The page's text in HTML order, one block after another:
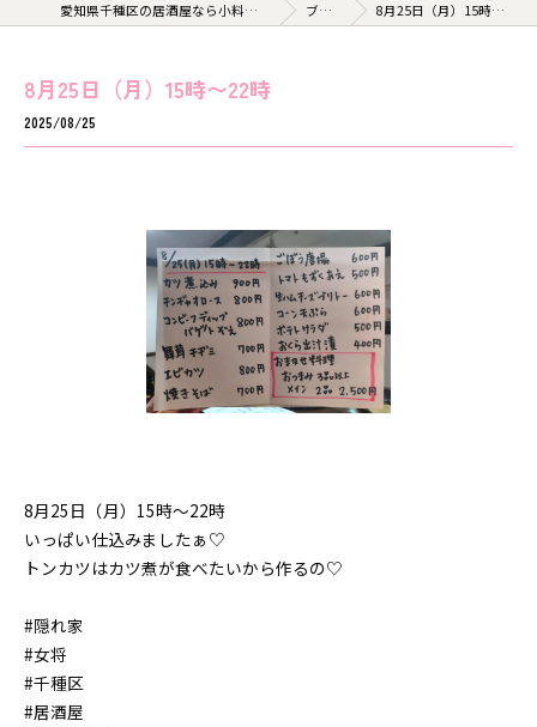
愛知県千種区の居酒屋なら小料理 久 KYU ブログ 8月25日（月）15時〜22時
8月25日（月）15時〜22時
2025/08/25
8月25日（月）15時〜22時
いっぱい仕込みましたぁ♡
トンカツはカツ煮が食べたいから作るの♡
#隠れ家
#女将
#千種区
#居酒屋